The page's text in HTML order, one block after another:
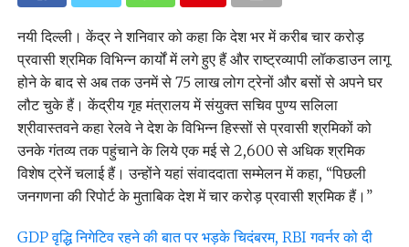
नयी दिल्ली। केंद्र ने शनिवार को कहा कि देश भर में करीब चार करोड़
प्रवासी श्रमिक विभिन्न कार्यों में लगे हुए हैं और राष्ट्रव्यापी लॉकडाउन लागू
होने के बाद से अब तक उनमें से 75 लाख लोग ट्रेनों और बसों से अपने घर
लौट चुके हैं। केंद्रीय गृह मंत्रालय में संयुक्त सचिव पुण्य सलिला
श्रीवास्तवने कहा रेलवे ने देश के विभिन्न हिस्सों से प्रवासी श्रमिकों को
उनके गंतव्य तक पहुंचाने के लिये एक मई से 2,600 से अधिक श्रमिक
विशेष ट्रेनें चलाई हैं। उन्होंने यहां संवाददाता सम्मेलन में कहा, ‘‘पिछली
जनगणना की रिपोर्ट के मुताबिक देश में चार करोड़ प्रवासी श्रमिक हैं।’’
GDP वृद्धि निगेटिव रहने की बात पर भड़के चिदंबरम, RBI गवर्नर को दी